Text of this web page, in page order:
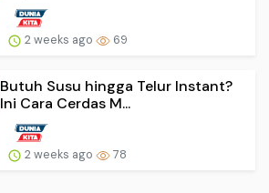
2 weeks ago 69
Butuh Susu hingga Telur Instant?
Ini Cara Cerdas M...
2 weeks ago 78